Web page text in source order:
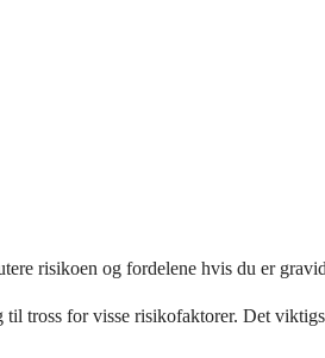
risikoen og fordelene hvis du er
tross for visse risikofaktorer. Det